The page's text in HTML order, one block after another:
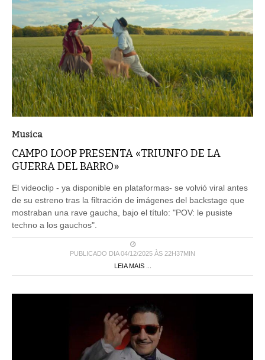
Musica
CAMPO LOOP PRESENTA «TRIUNFO DE LA
GUERRA DEL BARRO»
El videoclip - ya disponible en plataformas- se volvió viral antes
de su estreno tras la filtración de imágenes del backstage que
mostraban una rave gaucha, bajo el título: "POV: le pusiste
techno a los gauchos".
PUBLICADO DIA 04/12/2025 ÀS 22H37MIN
LEIA MAIS ...